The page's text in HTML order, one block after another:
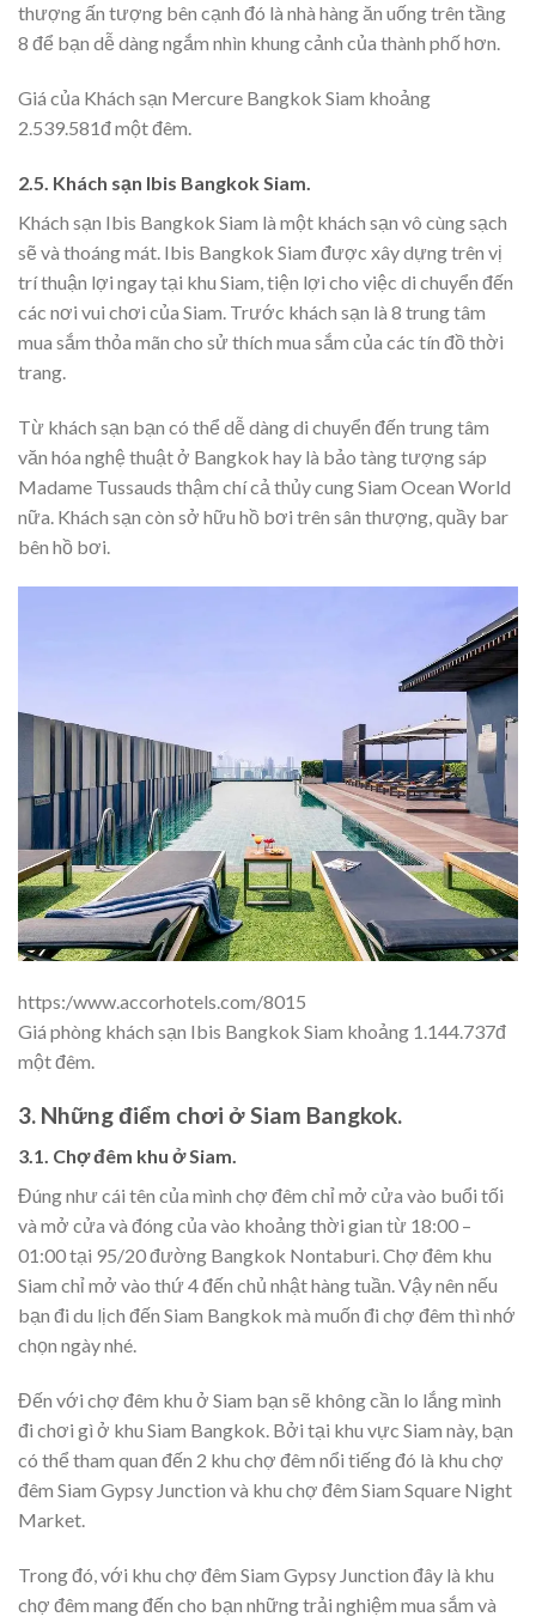
thượng ấn tượng bên cạnh đó là nhà hàng ăn uống trên tầng
8 để bạn dễ dàng ngắm nhìn khung cảnh của thành phố hơn.
Giá của Khách sạn Mercure Bangkok Siam khoảng
2.539.581đ một đêm.
2.5. Khách sạn Ibis Bangkok Siam.
Khách sạn Ibis Bangkok Siam là một khách sạn vô cùng sạch
sẽ và thoáng mát. Ibis Bangkok Siam được xây dựng trên vị
trí thuận lợi ngay tại khu Siam, tiện lợi cho việc di chuyển đến
các nơi vui chơi của Siam. Trước khách sạn là 8 trung tâm
mua sắm thỏa mãn cho sử thích mua sắm của các tín đồ thời
trang.
Từ khách sạn bạn có thể dễ dàng di chuyển đến trung tâm
văn hóa nghệ thuật ở Bangkok hay là bảo tàng tượng sáp
Madame Tussauds thậm chí cả thủy cung Siam Ocean World
nữa. Khách sạn còn sở hữu hồ bơi trên sân thượng, quầy bar
bên hồ bơi.
https:/www.accorhotels.com/8015
Giá phòng khách sạn Ibis Bangkok Siam khoảng 1.144.737đ
một đêm.
3. Những điểm chơi ở Siam Bangkok.
3.1. Chợ đêm khu ở Siam.
Đúng như cái tên của mình chợ đêm chỉ mở cửa vào buổi tối
và mở cửa và đóng của vào khoảng thời gian từ 18:00 –
01:00 tại 95/20 đường Bangkok Nontaburi. Chợ đêm khu
Siam chỉ mở vào thứ 4 đến chủ nhật hàng tuần. Vậy nên nếu
bạn đi du lịch đến Siam Bangkok mà muốn đi chợ đêm thì nhớ
chọn ngày nhé.
Đến với chợ đêm khu ở Siam bạn sẽ không cần lo lắng mình
đi chơi gì ở khu Siam Bangkok. Bởi tại khu vực Siam này, bạn
có thể tham quan đến 2 khu chợ đêm nổi tiếng đó là khu chợ
đêm Siam Gypsy Junction và khu chợ đêm Siam Square Night
Market.
Trong đó, với khu chợ đêm Siam Gypsy Junction đây là khu
chợ đêm mang đến cho bạn những trải nghiệm mua sắm và